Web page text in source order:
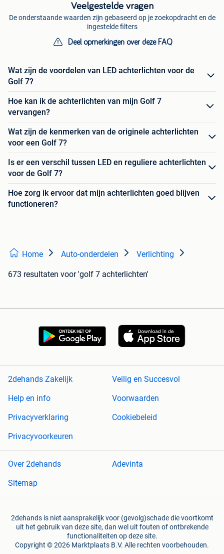
Veelgestelde vragen
De onderstaande waarden zijn gebaseerd op je zoekopdracht en de
ingestelde filters
Deel opmerkingen over deze FAQ
Wat zijn de voordelen van LED achterlichten voor de
Golf 7?
Hoe kan ik de achterlichten van mijn Golf 7
vervangen?
Wat zijn de kenmerken van de originele achterlichten
voor een Golf 7?
Is er een verschil tussen LED en reguliere achterlichten
voor de Golf 7?
Hoe zorg ik ervoor dat mijn achterlichten goed blijven
functioneren?
Home Auto-onderdelen Verlichting
673 resultaten voor 'golf 7 achterlichten'
2dehands Zakelijk
Veilig en Succesvol
Help en info
Voorwaarden
Privacyverklaring
Cookiebeleid
Privacyvoorkeuren
Over 2dehands
Adevinta
Sitemap
2dehands is niet aansprakelijk voor (gevolg)schade die voortkomt
uit het gebruik van deze site, dan wel uit fouten of ontbrekende
functionaliteiten op deze site.
Copyright © 2026 Marktplaats B.V. Alle rechten voorbehouden.